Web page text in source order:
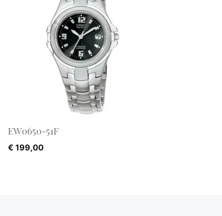
EW0650-51F
€ 199,00